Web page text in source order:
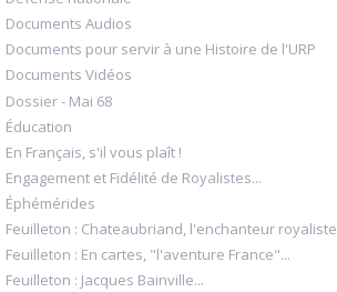
Documents Audios
Documents pour servir à une Histoire de l'URP
Documents Vidéos
Dossier - Mai 68
Éducation
En Français, s'il vous plaît !
Engagement et Fidélité de Royalistes...
Éphémérides
Feuilleton : Chateaubriand, l'enchanteur royaliste
Feuilleton : En cartes, "l'aventure France"...
Feuilleton : Jacques Bainville...